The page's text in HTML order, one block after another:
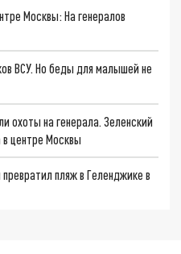
Москвы: На генералов
ВСУ. Но беды для малышей не
охоты на генерала. Зеленский
центре Москвы
пляж в Геленджике в